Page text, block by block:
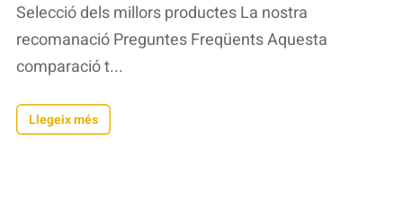
Selecció dels millors productes La nostra
recomanació Preguntes Freqüents Aquesta
comparació t...
Llegeix més